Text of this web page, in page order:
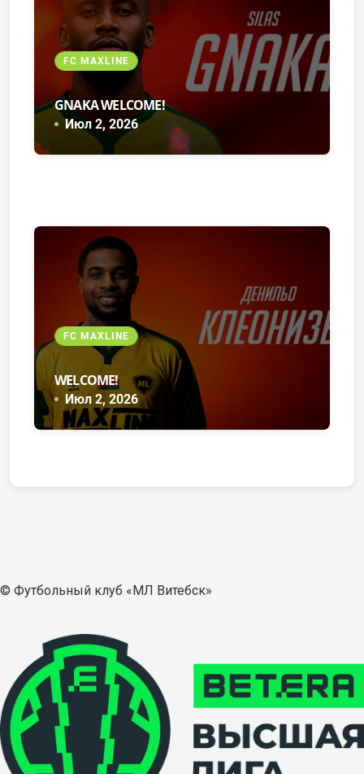
FC MAXLINE
GNAKA WELCOME!
Июл 2, 2026
FC MAXLINE
WELCOME!
Июл 2, 2026
© Футбольный клуб «МЛ Витебск»